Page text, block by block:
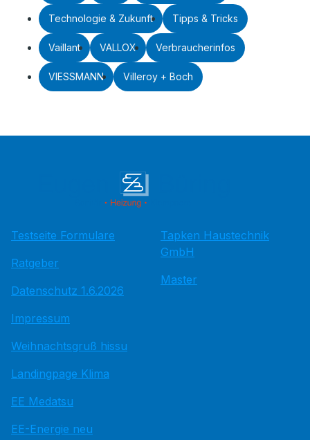
Technologie & Zukunft Tipps & Tricks
Vaillant VALLOX Verbraucherinfos
VIESSMANN Villeroy + Boch
Testseite Formulare
Ratgeber
Datenschutz 1.6.2026
Impressum
Weihnachtsgruß hissu
Landingpage Klima
EE Medatsu
EE-Energie neu
Tapken Haustechnik
GmbH
Master